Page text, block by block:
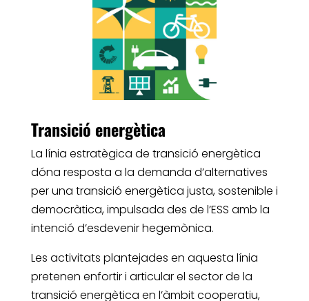
Transició energètica
La línia estratègica de transició energètica
dóna resposta a la demanda d’alternatives
per una transició energètica justa, sostenible i
democràtica, impulsada des de l’ESS amb la
intenció d’esdevenir hegemònica.
Les activitats plantejades en aquesta línia
pretenen enfortir i articular el sector de la
transició energètica en l’àmbit cooperatiu,